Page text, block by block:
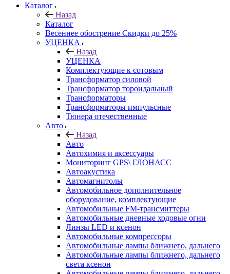
Каталог
Назад
Каталог
Весеннее обострение Скидки до 25%
УЦЕНКА
Назад
УЦЕНКА
Комплектующие к сотовым
Трансформатор силовой
Трансформатор тороидальный
Трансформаторы
Трансформаторы импульсные
Тюнера отечественные
Авто
Назад
Авто
Автохимия и аксессуары
Мониторинг GPS\ ГЛОНАСС
Автоакустика
Автомагнитолы
Автомобильное дополнительное
оборудование, комплектующие
Автомобильные FM-трансмиттеры
Автомобильные дневные ходовые огни
Линзы LED и ксенон
Автомобильные компрессоры
Автомобильные лампы ближнего, дальнего
Автомобильные лампы ближнего, дальнего
света ксенон